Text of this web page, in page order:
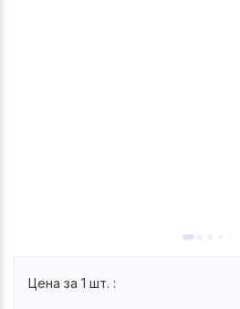
Цена за 1 шт. :